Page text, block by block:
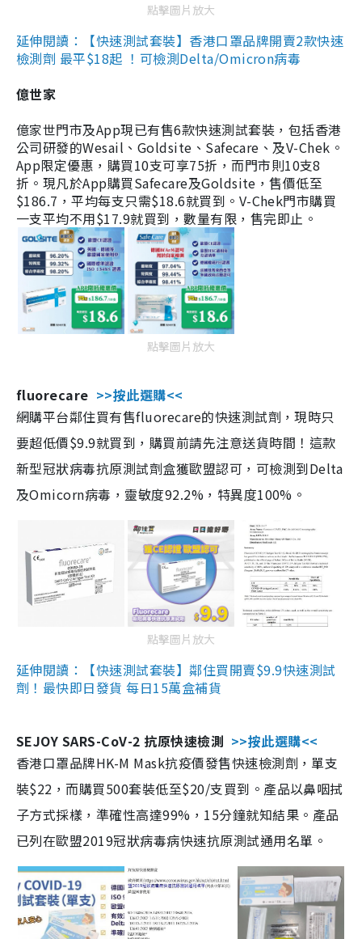
點擊圖片放大
延伸閱讀：【快速測試套裝】香港口罩品牌開賣2款快速
檢測劑 最平$18起 ！可檢測Delta/Omicron病毒
億世家
億家世門市及App現已有售6款快速測試套裝，包括香港
公司研發的Wesail、Goldsite、Safecare、及V-Chek。
App限定優惠，購買10支可享75折，而門市則10支8
折。現凡於App購買Safecare及Goldsite，售價低至
$186.7，平均每支只需$18.6就買到。V-Chek門市購買
一支平均不用$17.9就買到，數量有限，售完即止。
點擊圖片放大
fluorecare >>按此選購<<
網購平台鄰住買有售fluorecare的快速測試劑，現時只
要超低價$9.9就買到，購買前請先注意送貨時間！這款
新型冠狀病毒抗原測試劑盒獲歐盟認可，可檢測到Delta
及Omicorn病毒，靈敏度92.2%，特異度100%。
點擊圖片放大
延伸閱讀：【快速測試套裝】鄰住買開賣$9.9快速測試
劑！最快即日發貨 每日15萬盒補貨
SEJOY SARS-CoV-2 抗原快速檢測 >>按此選購<<
香港口罩品牌HK-M Mask抗疫價發售快速檢測劑，單支
裝$22，而購買500套裝低至$20/支買到。產品以鼻咽拭
子方式採樣，準確性高達99%，15分鐘就知結果。產品
已列在歐盟2019冠狀病毒病快速抗原測試通用名單。